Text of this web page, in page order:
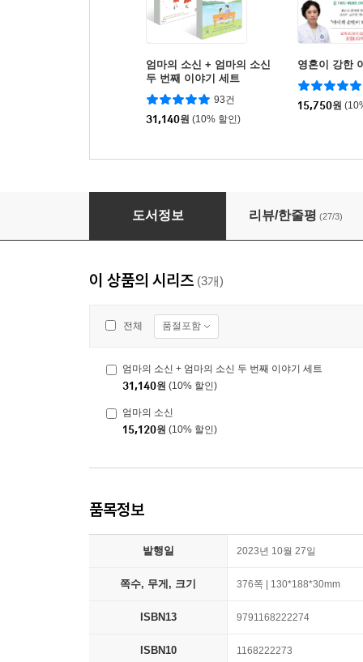
엄마의 소신 + 엄마의 소신
두 번째 이야기 세트
93건
31,140원 (10% 할인)
영혼이 강한
15,750원
엄마의 소신 : 두 번째 이야기
도서정보 리뷰/한줄평 (27/3)
이 상품의 시리즈 (3개)
전체 품절포함
엄마의 소신 + 엄마의 소신 두 번째 이야기 세트
31,140원 (10% 할인)
엄마의 소신
15,120원 (10% 할인)
품목정보
발행일 2023년 10월 27일
쪽수, 무게, 크기 376쪽 | 130*188*30mm
ISBN13 9791168222274
ISBN10 1168222273